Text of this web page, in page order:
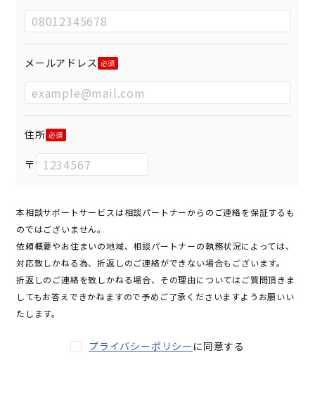
メールアドレス
住所
〒
本相談サポートサービスは相談パートナーからのご連絡を保証するも
のではございません。
依頼概要やお住まいの地域、相談パートナーの執務状況によっては、
対応致しかねる為、折返しのご連絡ができない場合もございます。
折返しのご連絡を致しかねる場合、その理由についてはご質問頂きま
してもお答えできかねますので予めご了承くださいますようお願いい
たします。
プライバシーポリシー に同意する